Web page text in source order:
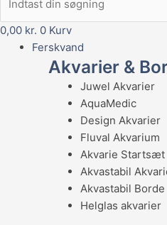
0,00 kr. 0 Kurv
Ferskvand
Akvarier &
Juwel Akvarier
AquaMedic
Design Akvarier
Fluval Akvarium
Akvarie Startsæt
Akvastabil
Akvastabil Borde
Helglas akvarier